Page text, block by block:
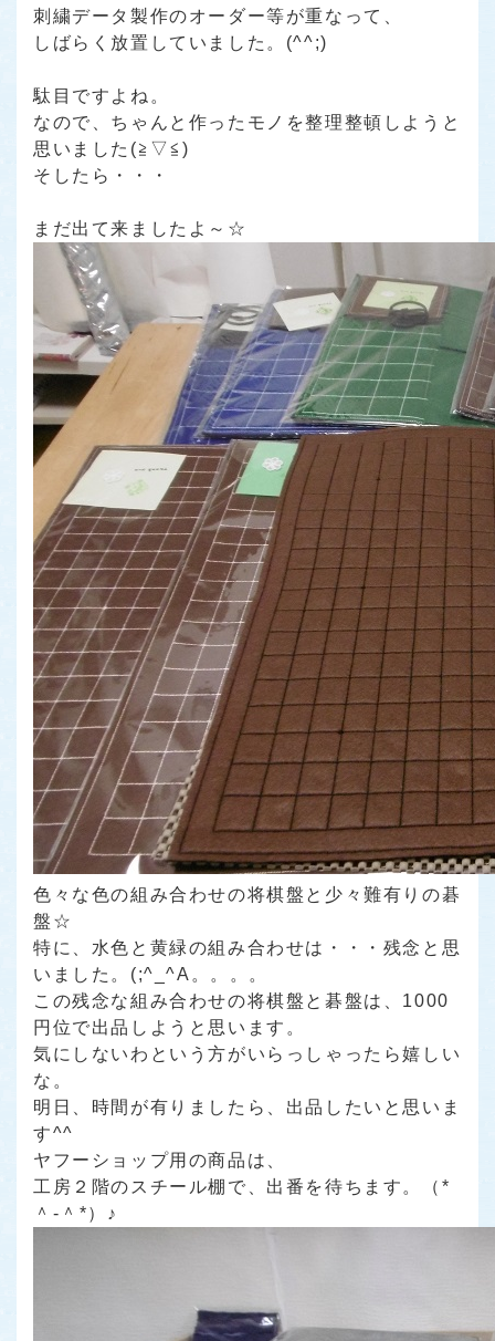
刺繍データ製作のオーダー等が重なって、
しばらく放置していました。(^^;)
駄目ですよね。
なので、ちゃんと作ったモノを整理整頓しようと
思いました(≧▽≦)
そしたら・・・
まだ出て来ましたよ～☆
色々な色の組み合わせの将棋盤と少々難有りの碁
盤☆
特に、水色と黄緑の組み合わせは・・・残念と思
いました。(;^_^A。。。。
この残念な組み合わせの将棋盤と碁盤は、1000
円位で出品しようと思います。
気にしないわという方がいらっしゃったら嬉しい
な。
明日、時間が有りましたら、出品したいと思いま
す^^
ヤフーショップ用の商品は、
工房２階のスチール棚で、出番を待ちます。（*
＾-＾*）♪